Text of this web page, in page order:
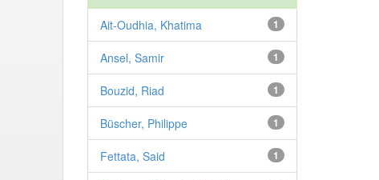
1
Ait-Oudhia, Khatima
1
Ansel, Samir
1
Bouzid, Riad
1
Büscher, Philippe
1
Fettata, Said